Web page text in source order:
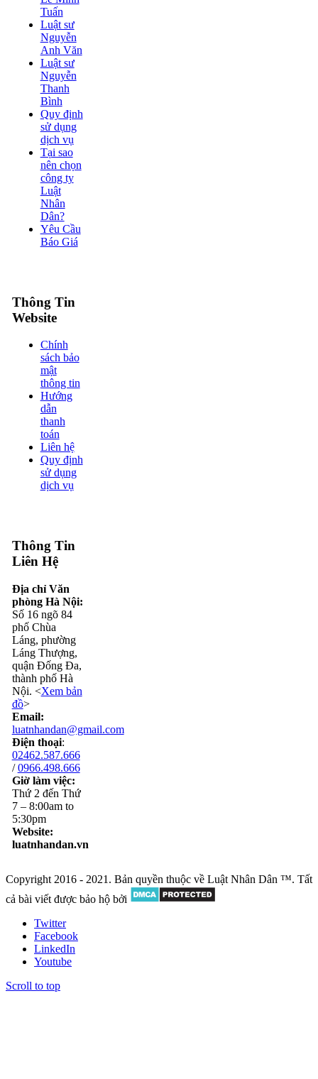
Tuấn
Luật sư
Nguyễn
Anh Văn
Luật sư
Nguyễn
Thanh
Bình
Quy định
sử dụng
dịch vụ
Tại sao
nên chọn
công ty
Luật
Nhân
Dân?
Yêu Cầu
Báo Giá
Thông Tin
Website
Chính
sách bảo
mật
thông tin
Hướng
dẫn
thanh
toán
Liên hệ
Quy định
sử dụng
dịch vụ
Thông Tin
Liên Hệ
Địa chỉ Văn
phòng Hà Nội:
Số 16 ngõ 84
phố Chùa
Láng, phường
Láng Thượng,
quận Đống Đa,
thành phố Hà
Nội. <Xem bản
đồ>
Email:
luatnhandan@gmail.com
Điện thoại:
02462.587.666
/0966.498.666
Giờ làm việc:
Thứ 2 đến Thứ
7 – 8:00am to
5:30pm
Website:
luatnhandan.vn
Copyright 2016 - 2021. Bản quyền thuộc về Luật Nhân Dân ™. Tất
cả bài viết được bảo hộ bởi
Twitter
Facebook
LinkedIn
Youtube
Scroll to top